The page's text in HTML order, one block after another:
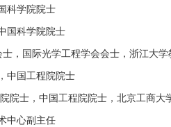
科学院院士
国科学院院士
士，国际光学工程学会会士，浙江大学
， 中国工程院院士
院士，中国工程院院士，北京工商大
中心副主任